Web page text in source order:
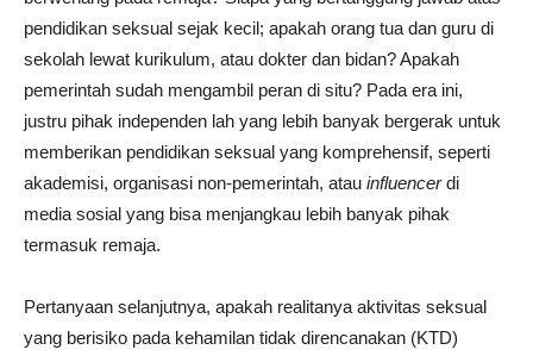
pendidikan seksual sejak kecil; apakah orang tua dan guru di
sekolah lewat kurikulum, atau dokter dan bidan? Apakah
pemerintah sudah mengambil peran di situ? Pada era ini,
justru pihak independen lah yang lebih banyak bergerak untuk
memberikan pendidikan seksual yang komprehensif, seperti
akademisi, organisasi non-pemerintah, atau influencerdi
media sosial yang bisa menjangkau lebih banyak pihak
termasuk remaja.
Pertanyaan selanjutnya, apakah realitanya aktivitas seksual
yang berisiko pada kehamilan tidak direncanakan (KTD)